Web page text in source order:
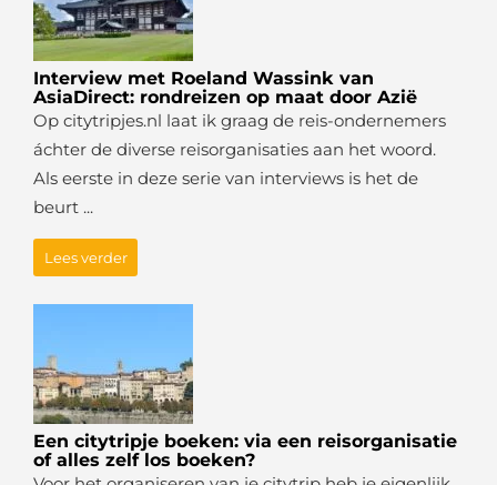
Interview met Roeland Wassink van
AsiaDirect: rondreizen op maat door Azië
Op citytripjes.nl laat ik graag de reis-ondernemers
áchter de diverse reisorganisaties aan het woord.
Als eerste in deze serie van interviews is het de
beurt ...
Lees verder
Een citytripje boeken: via een reisorganisatie
of alles zelf los boeken?